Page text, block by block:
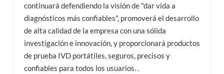
continuará defendiendo la visión de "dar vida a
diagnósticos más confiables", promoverá el desarrollo
de alta calidad de la empresa con una sólida
investigación e innovación, y proporcionará productos
de prueba IVD portátiles, seguros, precisos y
confiables para todos los usuarios. .